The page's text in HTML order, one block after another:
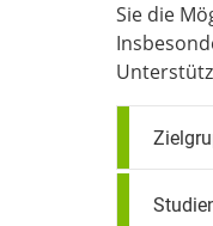
Sie die